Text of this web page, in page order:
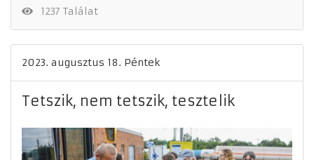
1237 Találat
2023. augusztus 18. Péntek
Tetszik, nem tetszik, tesztelik